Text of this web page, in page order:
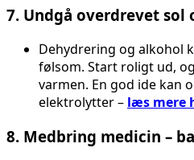
7. Undgå overdrevet
Dehydrering og alkohol
følsom. Start roligt ud,
varmen. En god ide kan
elektrolytter – læs mere
8. Medbring medicin –